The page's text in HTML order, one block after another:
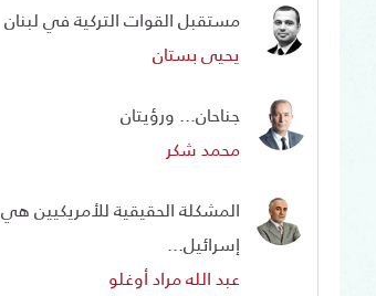
مستقبل القوات التركية في لبنان
يحيى بستان
جناحان... ورؤيتان
محمد شكر
المشكلة الحقيقية للأمريكيين هي
إسرائيل...
عبد الله مراد أوغلو